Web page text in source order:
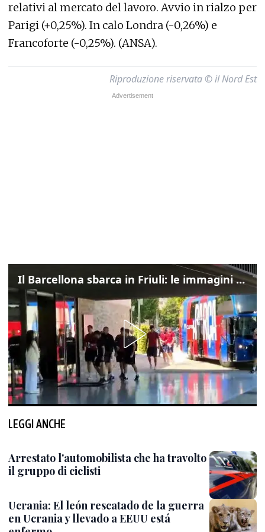
relativi al mercato del lavoro. Avvio in rialzo per
Parigi (+0,25%). In calo Londra (-0,26%) e
Francoforte (-0,25%). (ANSA).
Riproduzione riservata © il Nord Est
Il Barcellona sbarca in Friuli: le immagini dell'arrivo in albergo
LEGGI ANCHE
Arrestato l'automobilista che ha travolto
il gruppo di ciclisti
Ucrania: El león rescatado de la guerra
en Ucrania y llevado a EEUU está